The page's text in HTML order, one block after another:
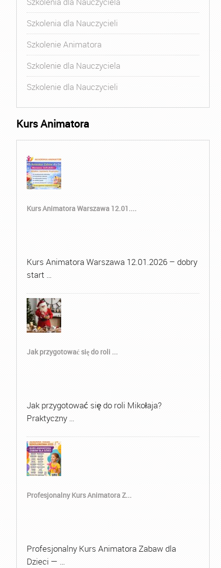
Szkolenia dla Nauczycieli
Szkolenie Animatora
Szkolenie dla Nauczyciela
Szkolenie dla Nauczycieli
Kurs Animatora
Kurs Animatora Warszawa 12.01....
Kurs Animatora Warszawa 12.01.2026 – dobry
start …
Jak przygotować się do roli ...
Jak przygotować się do roli Mikołaja?
Praktyczny …
Profesjonalny Kurs Animatora Z...
Profesjonalny Kurs Animatora Zabaw dla
Dzieci — …